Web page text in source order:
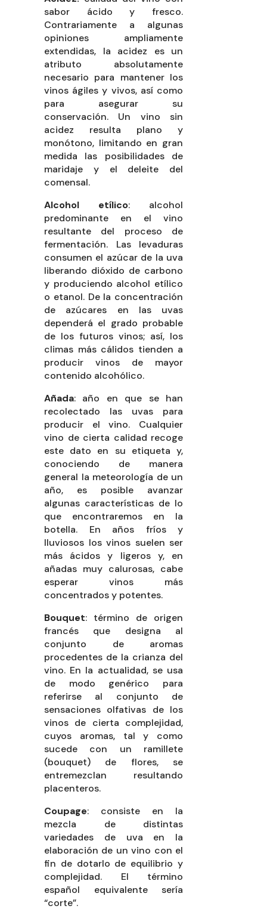
sabor ácido y fresco.
Contrariamente a algunas
opiniones ampliamente
extendidas, la acidez es un
atributo absolutamente
necesario para mantener los
vinos ágiles y vivos, así como
para asegurar su
conservación. Un vino sin
acidez resulta plano y
monótono, limitando en gran
medida las posibilidades de
maridaje y el deleite del
comensal.
Alcohol etílico: alcohol
predominante en el vino
resultante del proceso de
fermentación. Las levaduras
consumen el azúcar de la uva
liberando dióxido de carbono
y produciendo alcohol etílico
o etanol. De la concentración
de azúcares en las uvas
dependerá el grado probable
de los futuros vinos; así, los
climas más cálidos tienden a
producir vinos de mayor
contenido alcohólico.
Añada: año en que se han
recolectado las uvas para
producir el vino. Cualquier
vino de cierta calidad recoge
este dato en su etiqueta y,
conociendo de manera
general la meteorología de un
año, es posible avanzar
algunas características de lo
que encontraremos en la
botella. En años fríos y
lluviosos los vinos suelen ser
más ácidos y ligeros y, en
añadas muy calurosas, cabe
esperar vinos más
concentrados y potentes.
Bouquet: término de origen
francés que designa al
conjunto de aromas
procedentes de la crianza del
vino. En la actualidad, se usa
de modo genérico para
referirse al conjunto de
sensaciones olfativas de los
vinos de cierta complejidad,
cuyos aromas, tal y como
sucede con un ramillete
(bouquet) de flores, se
entremezclan resultando
placenteros.
Coupage: consiste en la
mezcla de distintas
variedades de uva en la
elaboración de un vino con el
fin de dotarlo de equilibrio y
complejidad. El término
español equivalente sería
“corte”.